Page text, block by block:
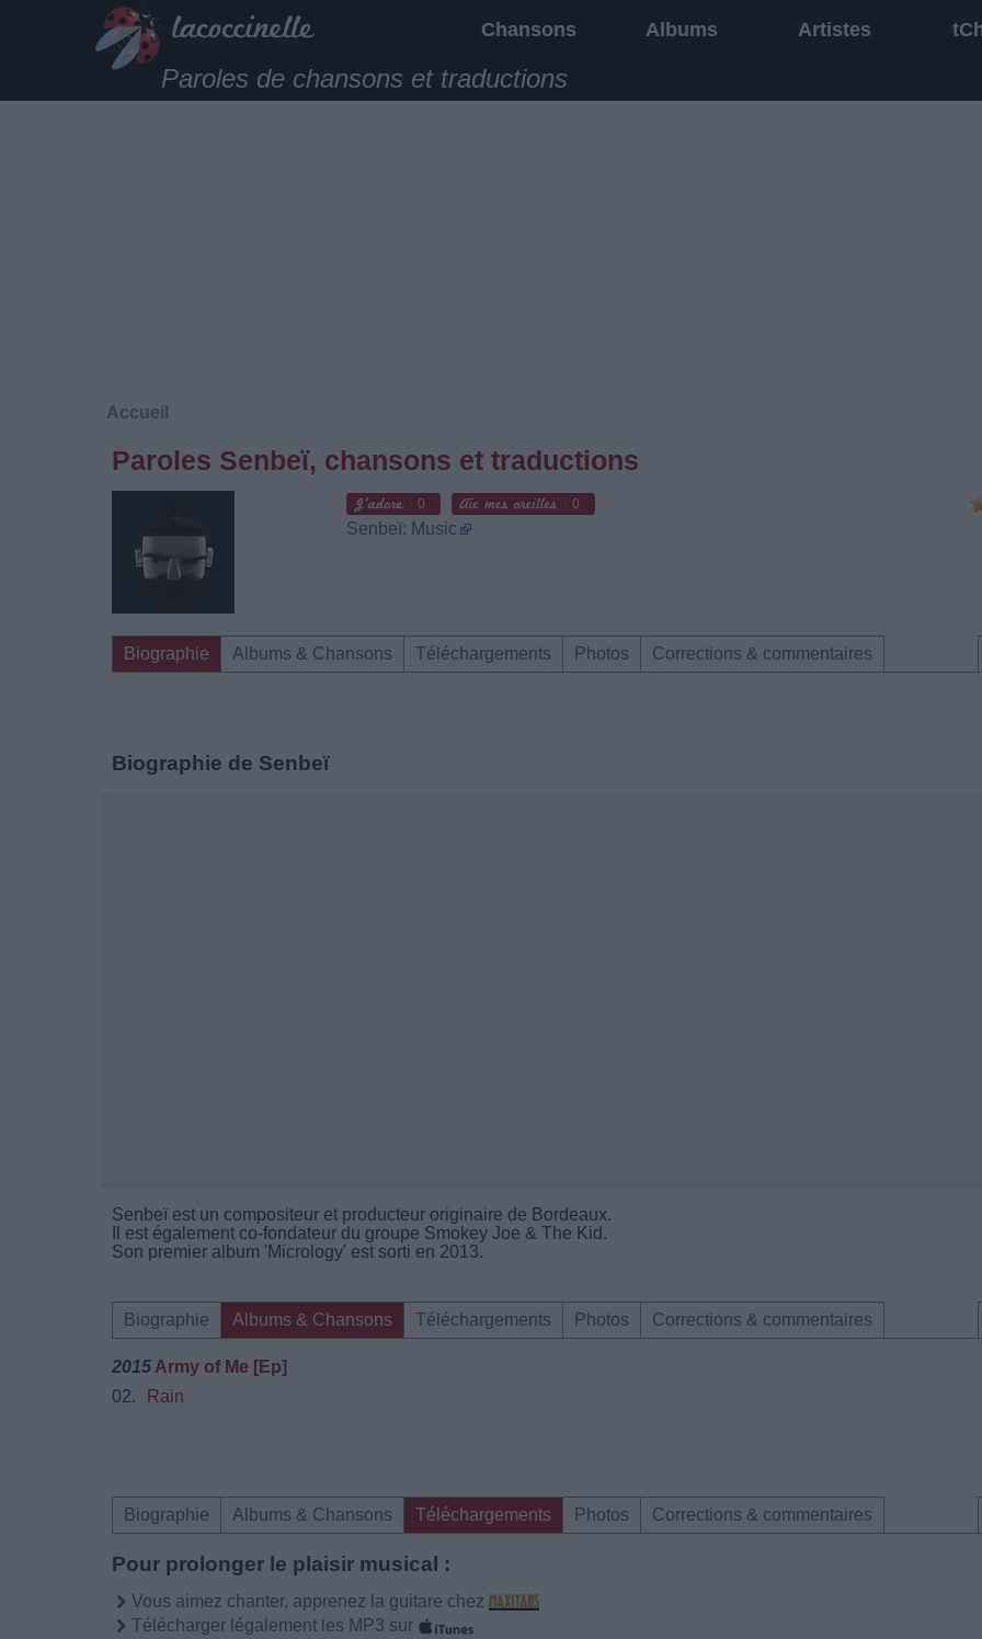
Chansons Albums Artistes
Paroles de chansons et traductions
Accueil
Paroles Senbeï, chansons et traductions
0 0
Senbeï: Music
Biographie Albums & Chansons Téléchargements Photos Corrections & commentaires
Biographie de Senbeï
Senbeï est un compositeur et producteur originaire de Bordeaux.
Il est également co-fondateur du groupe Smokey Joe & The Kid.
Son premier album 'Micrology' est sorti en 2013.
Biographie Albums & Chansons Téléchargements Photos Corrections & commentaires
2015 Army of Me [Ep]
02.
Rain
Biographie Albums & Chansons Téléchargements Photos Corrections & commentaires
Pour prolonger le plaisir musical :
Vous aimez chanter, apprenez la guitare chez
Télécharger légalement les MP3 sur